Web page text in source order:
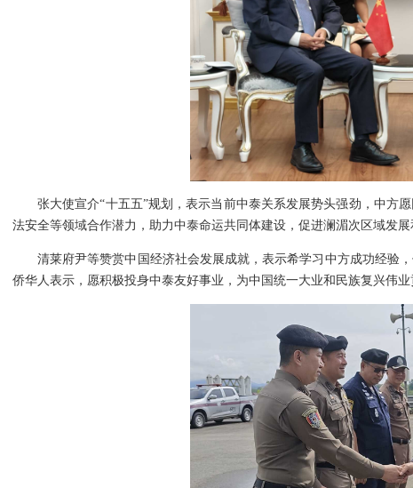
张大使宣介“十五五”规划，表示当前中泰关系发展势头强劲，中方
法安全等领域合作潜力，助力中泰命运共同体建设，促进澜湄次区域发展
清莱府尹等赞赏中国经济社会发展成就，表示希学习中方成功经验
侨华人表示，愿积极投身中泰友好事业，为中国统一大业和民族复兴伟业